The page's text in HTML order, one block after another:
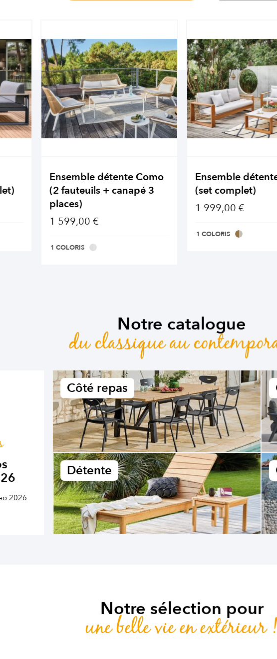
Ensemble détente Como
(2 fauteuils + canapé 3
places)
1 599,00 €
1 COLORIS
Ensemble
(set complet)
1 999,00 €
1 COLORIS
Notre catalogue
du classique au
2026
Côté repas
Détente
Notre sélection pour
une belle vie en extérieur !